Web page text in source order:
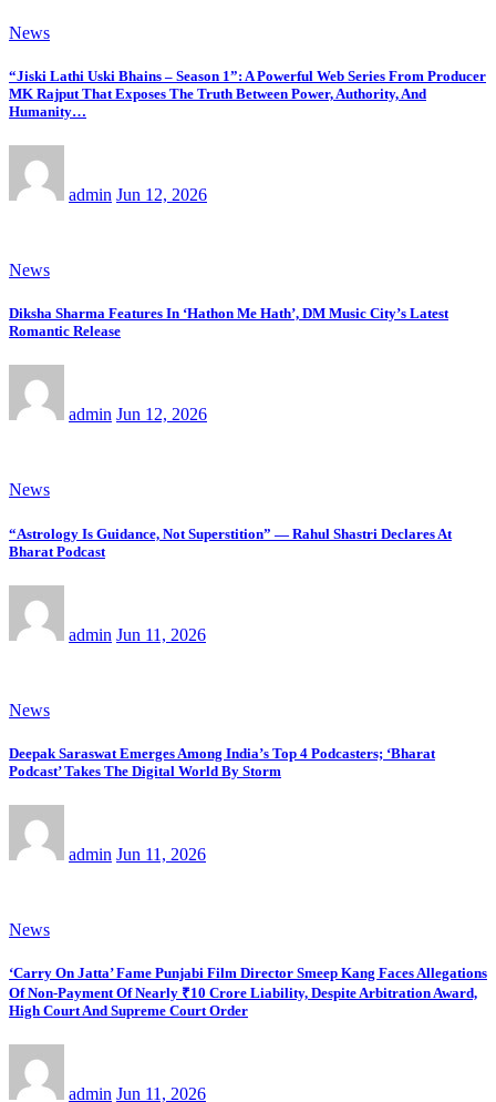
News
“Jiski Lathi Uski Bhains – Season 1”: A Powerful Web Series From Producer
MK Rajput That Exposes The Truth Between Power, Authority, And
Humanity…
admin Jun 12, 2026
News
Diksha Sharma Features In ‘Hathon Me Hath’, DM Music City’s Latest
Romantic Release
admin Jun 12, 2026
News
“Astrology Is Guidance, Not Superstition” — Rahul Shastri Declares At
Bharat Podcast
admin Jun 11, 2026
News
Deepak Saraswat Emerges Among India’s Top 4 Podcasters; ‘Bharat
Podcast’ Takes The Digital World By Storm
admin Jun 11, 2026
News
‘Carry On Jatta’ Fame Punjabi Film Director Smeep Kang Faces Allegations
Of Non-Payment Of Nearly ₹10 Crore Liability, Despite Arbitration Award,
High Court And Supreme Court Order
admin Jun 11, 2026